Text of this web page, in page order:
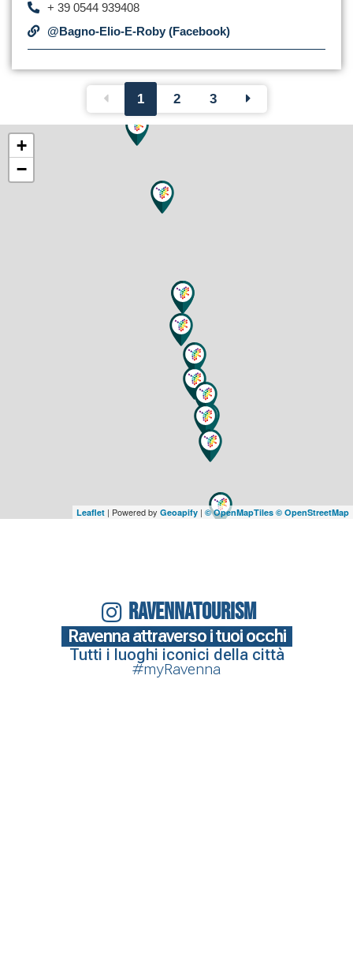
+ 39 0544 939408
@Bagno-Elio-E-Roby (Facebook)
1 2 3
+
−
Leaflet | Powered by Geoapify | © OpenMapTiles © OpenStreetMap
RAVENNATOURISM
Ravenna attraverso i tuoi occhi
Tutti i luoghi iconici della città
#myRavenna